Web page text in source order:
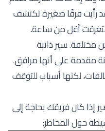
رأيت فرقًا صغيرة تكتشف
أقل من ساعة.
سير ذاتية
مقدمة على أنها مرافق.
لكنها أسباب للتوقف
كان فريقك بحاجة إلى
حول المخاطر: